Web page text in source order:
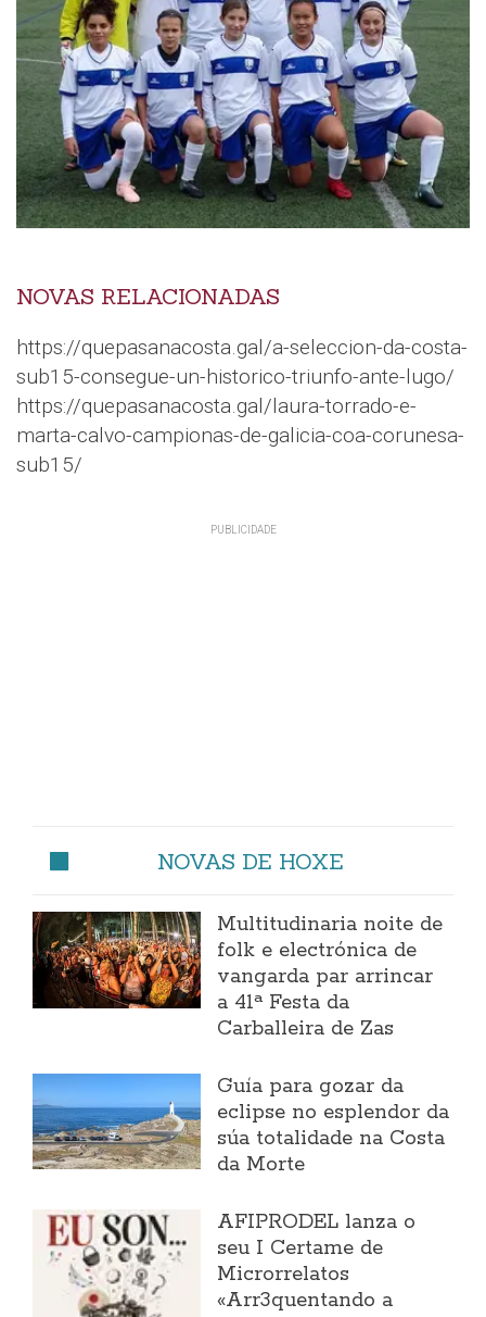
NOVAS RELACIONADAS
https://quepasanacosta.gal/a-seleccion-da-costa-
sub15-consegue-un-historico-triunfo-ante-lugo/
https://quepasanacosta.gal/laura-torrado-e-
marta-calvo-campionas-de-galicia-coa-corunesa-
sub15/
NOVAS DE HOXE
Multitudinaria noite de
folk e electrónica de
vangarda par arrincar
a 41ª Festa da
Carballeira de Zas
Guía para gozar da
eclipse no esplendor da
súa totalidade na Costa
da Morte
AFIPRODEL lanza o
seu I Certame de
Microrrelatos
«Arr3quentando a